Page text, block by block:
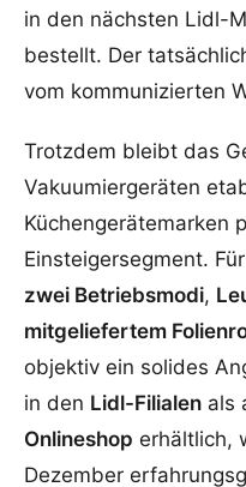
in den nächsten Lidl-
bestellt. Der
vom kommunizierten
Trotzdem bleibt das
Vakuumiergeräten
Küchengerätemarken
Einsteigersegment.
zwei Betriebsmodi,
mitgeliefertem
objektiv ein solides
in den Lidl-Filialen als
Onlineshop erhältlich,
Dezember